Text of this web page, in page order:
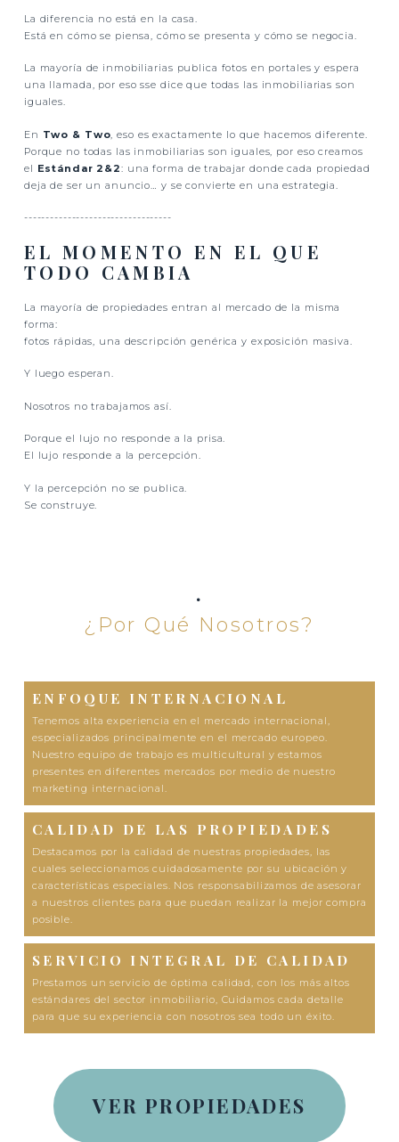
La diferencia no está en la casa.
Está en cómo se piensa, cómo se presenta y cómo se negocia.
La mayoría de inmobiliarias publica fotos en portales y espera
una llamada, por eso sse dice que todas las inmobiliarias son
iguales.
En Two & Two , eso es exactamente lo que hacemos diferente.
Porque no todas las inmobiliarias son iguales, por eso creamos
el Estándar 2&2: una forma de trabajar donde cada propiedad
deja de ser un anuncio… y se convierte en una estrategia.
----------------------------------
EL MOMENTO EN EL QUE
TODO CAMBIA
La mayoría de propiedades entran al mercado de la misma
forma:
fotos rápidas, una descripción genérica y exposición masiva.
Y luego esperan.
Nosotros no trabajamos así.
Porque el lujo no responde a la prisa.
El lujo responde a la percepción.
Y la percepción no se publica.
Se construye.
.
¿Por Qué Nosotros?
ENFOQUE INTERNACIONAL
Tenemos alta experiencia en el mercado internacional,
especializados principalmente en el mercado europeo.
Nuestro equipo de trabajo es multicultural y estamos
presentes en diferentes mercados por medio de nuestro
marketing internacional.
CALIDAD DE LAS PROPIEDADES
Destacamos por la calidad de nuestras propiedades, las
cuales seleccionamos cuidadosamente por su ubicación y
características especiales. Nos responsabilizamos de asesorar
a nuestros clientes para que puedan realizar la mejor compra
posible.
SERVICIO INTEGRAL DE CALIDAD
Prestamos un servicio de óptima calidad, con los más altos
estándares del sector inmobiliario, Cuidamos cada detalle
para que su experiencia con nosotros sea todo un éxito.
VER PROPIEDADES